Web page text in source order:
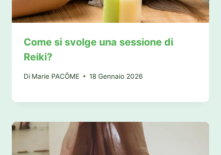
Come si svolge una sessione di
Reiki?
Di Marie PACÔME 18 Gennaio 2026